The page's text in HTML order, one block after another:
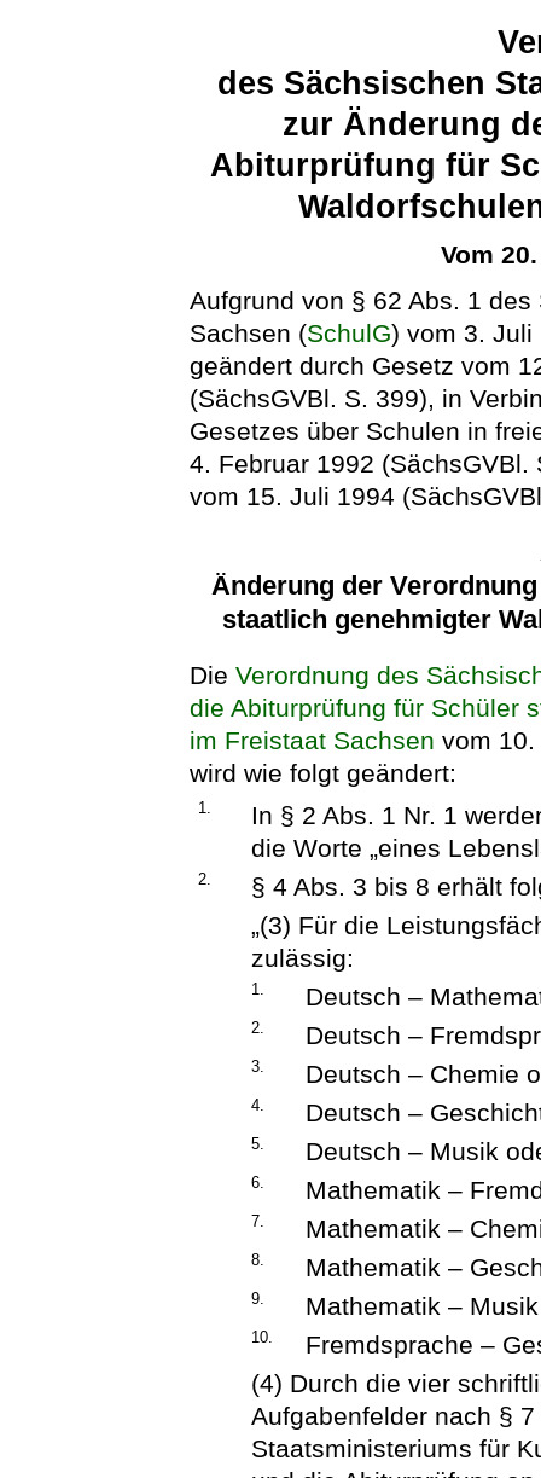
des Sächsischen
zur Änderung
Abiturprüfung für
Vom
Aufgrund von § 62 Abs. 1
Sachsen (SchulG) vom 3. Juli
geändert durch Gesetz vom
(SächsGVBl. S. 399), in
Gesetzes über Schulen in
4. Februar 1992
vom 15. Juli 1994
Änderung der
staatlich genehmigter
DieVerordnung des
die Abiturprüfung für Schüler
im Freistaat Sachsen vom 10.
wird wie folgt geändert:
1.
In § 2 Abs. 1 Nr. 1
die Worte „eines
2.
§ 4 Abs. 3 bis 8 erhält
„(3) Für die
zulässig:
1. Deutsch –
2. Deutsch –
3. Deutsch – Chemie
4. Deutsch –
5. Deutsch – Musik
6. Mathematik –
7. Mathematik –
8. Mathematik –
9. Mathematik –
10.
Fremdsprache –
(4) Durch die vier
Aufgabenfelder nach §
Staatsministeriums für